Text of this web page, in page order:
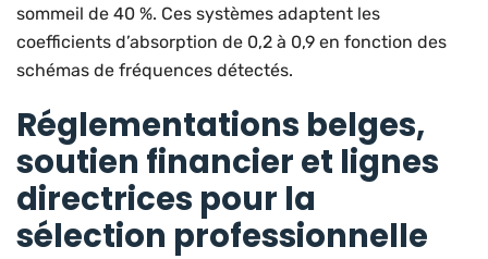
sommeil de 40 %. Ces systèmes adaptent les
coefficients d’absorption de 0,2 à 0,9 en fonction des
schémas de fréquences détectés.
Réglementations belges,
soutien financier et lignes
directrices pour la
sélection professionnelle